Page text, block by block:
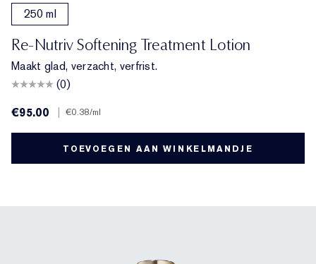
250 ml
Re-Nutriv Softening Treatment Lotion
Maakt glad, verzacht, verfrist.
(0)
€95.00
€0.38/ml
TOEVOEGEN AAN WINKELMANDJE